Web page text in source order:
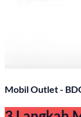
Mobil Outlet -